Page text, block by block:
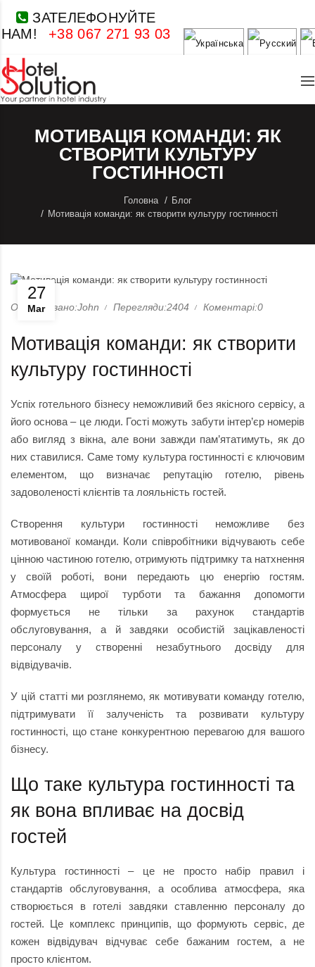
ЗАТЕЛЕФОНУЙТЕ
НАМ!
+38 067 271 93 03
МОТИВАЦІЯ КОМАНДИ: ЯК
СТВОРИТИ КУЛЬТУРУ
ГОСТИННОСТІ
Головна
Блог
Мотивація команди: як створити культуру гостинності
27
Mar
Опубліковано:John Перегляди:2404 Коментарі:0
Мотивація команди: як створити
культуру гостинності
Успіх готельного бізнесу неможливий без якісного сервісу, а
його основа – це люди. Гості можуть забути інтер’єр номерів
або вигляд з вікна, але вони завжди пам’ятатимуть, як до
них ставилися. Саме тому культура гостинності є ключовим
елементом, що визначає репутацію готелю, рівень
задоволеності клієнтів та лояльність гостей.
Створення культури гостинності неможливе без
мотивованої команди. Коли співробітники відчувають себе
цінною частиною готелю, отримують підтримку та натхнення
у своїй роботі, вони передають цю енергію гостям.
Атмосфера щирої турботи та бажання допомогти
формується не тільки за рахунок стандартів
обслуговування, а й завдяки особистій зацікавленості
персоналу у створенні незабутнього досвіду для
відвідувачів.
У цій статті ми розглянемо, як мотивувати команду готелю,
підтримувати її залученість та розвивати культуру
гостинності, що стане конкурентною перевагою для вашого
бізнесу.
Що таке культура гостинності та
як вона впливає на досвід
гостей
Культура гостинності – це не просто набір правил і
стандартів обслуговування, а особлива атмосфера, яка
створюється в готелі завдяки ставленню персоналу до
гостей. Це комплекс принципів, що формують сервіс, де
кожен відвідувач відчуває себе бажаним гостем, а не
просто клієнтом.